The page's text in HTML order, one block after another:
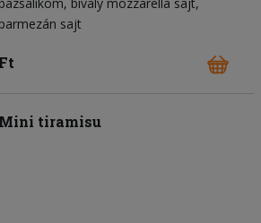
parmezán sajt
Mini tiramisu